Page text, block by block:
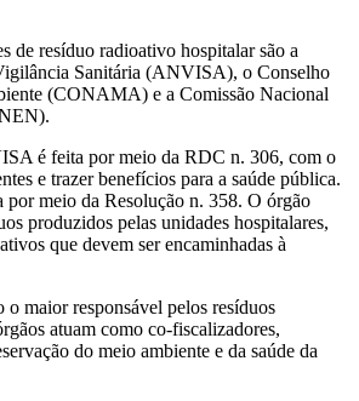
de resíduo radioativo hospitalar são a
Sanitária (ANVISA), o Conselho
(CONAMA) e a Comissão Nacional
é feita por meio da RDC n. 306, com o
e trazer benefícios para a saúde pública.
meio da Resolução n. 358. O órgão
produzidos pelas unidades hospitalares,
que devem ser encaminhadas à
maior responsável pelos resíduos
atuam como co-fiscalizadores,
do meio ambiente e da saúde da